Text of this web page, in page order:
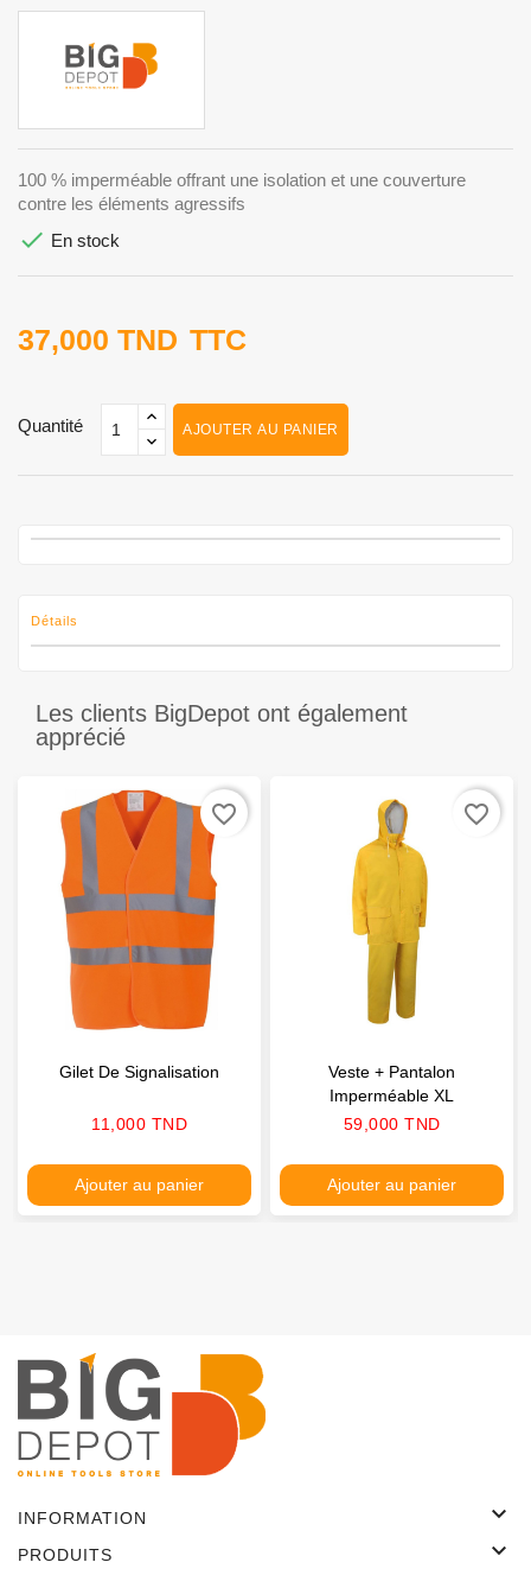
100 % imperméable offrant une isolation et une couverture
contre les éléments agressifs
 En stock
37,000 TND TTC
Quantité AJOUTER AU PANIER
Détails
Les clients BigDepot ont également
apprécié
Gilet De Signalisation
Prix
11,000 TND
Ajouter au panier
favorite_border
Veste + Pantalon
Imperméable XL
Prix
59,000 TND
Ajouter au panier
favorite_border
INFORMATION 
PRODUITS
